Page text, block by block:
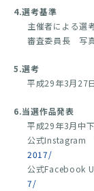
4.選考基準
主催者による選
審査委員長 写
5.選考
平成29年3月27
6.当選作品発表
平成29年3月中
公式
2017/
公式Facebook
7/